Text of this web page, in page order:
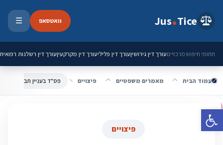
פתח סרגל נגישות
Jus Tice וואטסאפ ☰
תחומי חיפוש מרכזייםעורך דין גירושיןעורך דין פליליעורך דין מקרקעיןעורך דין רשלנות רפואית
עמוד הבית מאמרים משפטיים פיצויים
פיצויים